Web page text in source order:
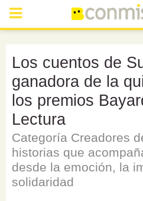
Los cuentos de
ganadora de la
los premios
Lectura
Categoría Creadores
historias que
desde la emoción, la
solidaridad